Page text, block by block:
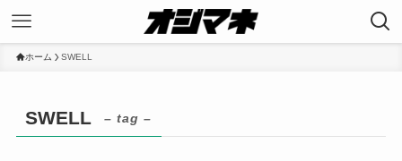
ホーム SWELL
SWELL – tag –